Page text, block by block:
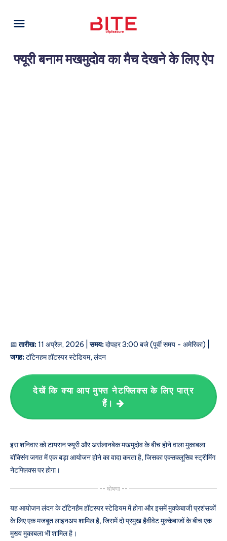
फ्यूरी बनाम मखमुदोव का मैच देखने के लिए ऐप
📅तारीख:11 अप्रैल, 2026 |समय:दोपहर 3:00 बजे (पूर्वी समय - अमेरिका) |
जगह:टॉटेनहम हॉटस्पर स्टेडियम, लंदन
देखें कि क्या आप मुफ्त नेटफ्लिक्स के लिए पात्र
हैं।
इस शनिवार को टायसन फ्यूरी और अर्सलानबेक मखमुदोव के बीच होने वाला मुकाबला
बॉक्सिंग जगत में एक बड़ा आयोजन होने का वादा करता है, जिसका एक्सक्लूसिव स्ट्रीमिंग
नेटफ्लिक्स पर होगा।
-- घोषणा --
यह आयोजन लंदन के टॉटेनहैम हॉटस्पर स्टेडियम में होगा और इसमें मुक्केबाजी प्रशंसकों
के लिए एक मजबूत लाइनअप शामिल है, जिसमें दो प्रमुख हैवीवेट मुक्केबाजों के बीच एक
मुख्य मुकाबला भी शामिल है।